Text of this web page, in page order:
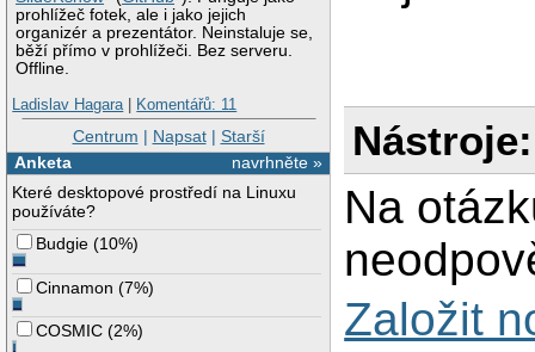
prohlížeč fotek, ale i jako jejich
organizér a prezentátor. Neinstaluje se,
běží přímo v prohlížeči. Bez serveru.
Offline.
Ladislav Hagara| Komentářů: 11
Centrum | Napsat| Starší
navrhněte »
Anketa
Které desktopové prostředí na Linuxu
používáte?
Budgie (10%)
Cinnamon (7%)
COSMIC (2%)
Nástroje:
Na
Založit